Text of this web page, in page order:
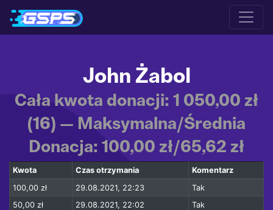
John Żabol
Cała kwota donacji: 1 050,00 zł
(16) — Maksymalna/Średnia
Donacja: 100,00 zł/65,62 zł
Kwota Czas otrzymania
Komentarz
100,00 zł
29.08.2021, 22:23
Tak
50,00 zł
29.08.2021, 22:02
Tak